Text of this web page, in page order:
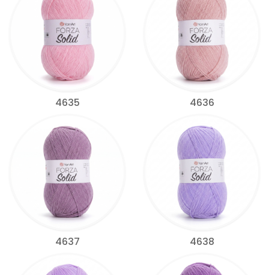
4635 4636
4637 4638